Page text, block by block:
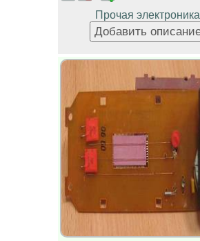
Прочая электроника